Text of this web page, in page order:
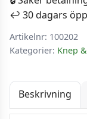
mängd
↩️ 30 dagars
Artikelnr: 100202
Kategorier: Knep
Beskrivning